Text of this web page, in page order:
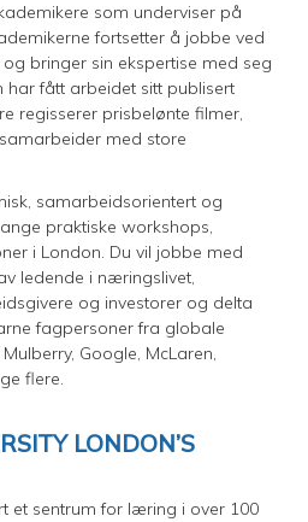
som underviser på
fortsetter å jobbe ved
bringer sin ekspertise med seg
har fått arbeidet sitt publisert
regisserer prisbelønte filmer,
med store
samarbeidsorientert og
praktiske workshops,
i London. Du vil jobbe med
ledende i næringslivet,
og investorer og delta
fagpersoner fra globale
Google, McLaren,
flere.
LONDON’S
et sentrum for læring i over 100